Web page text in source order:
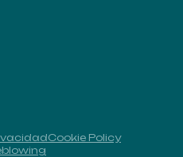
Cookie Policy